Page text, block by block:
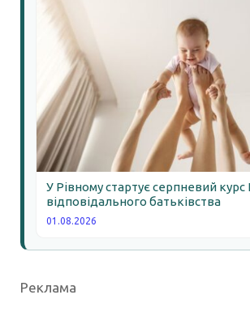
У Рівному стартує серпневий
відповідального батьківства
01.08.2026
Реклама